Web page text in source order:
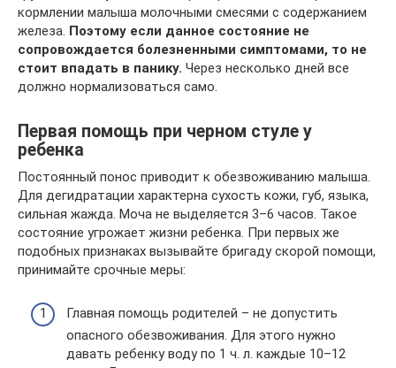
кормлении малыша молочными смесями с содержанием
железа. Поэтому если данное состояние не
сопровождается болезненными симптомами, то не
стоит впадать в панику. Через несколько дней все
должно нормализоваться само.
Первая помощь при черном стуле у
ребенка
Постоянный понос приводит к обезвоживанию малыша.
Для дегидратации характерна сухость кожи, губ, языка,
сильная жажда. Моча не выделяется 3–6 часов. Такое
состояние угрожает жизни ребенка. При первых же
подобных признаках вызывайте бригаду скорой помощи,
принимайте срочные меры:
Главная помощь родителей – не допустить
опасного обезвоживания. Для этого нужно
давать ребенку воду по 1 ч. л. каждые 10–12